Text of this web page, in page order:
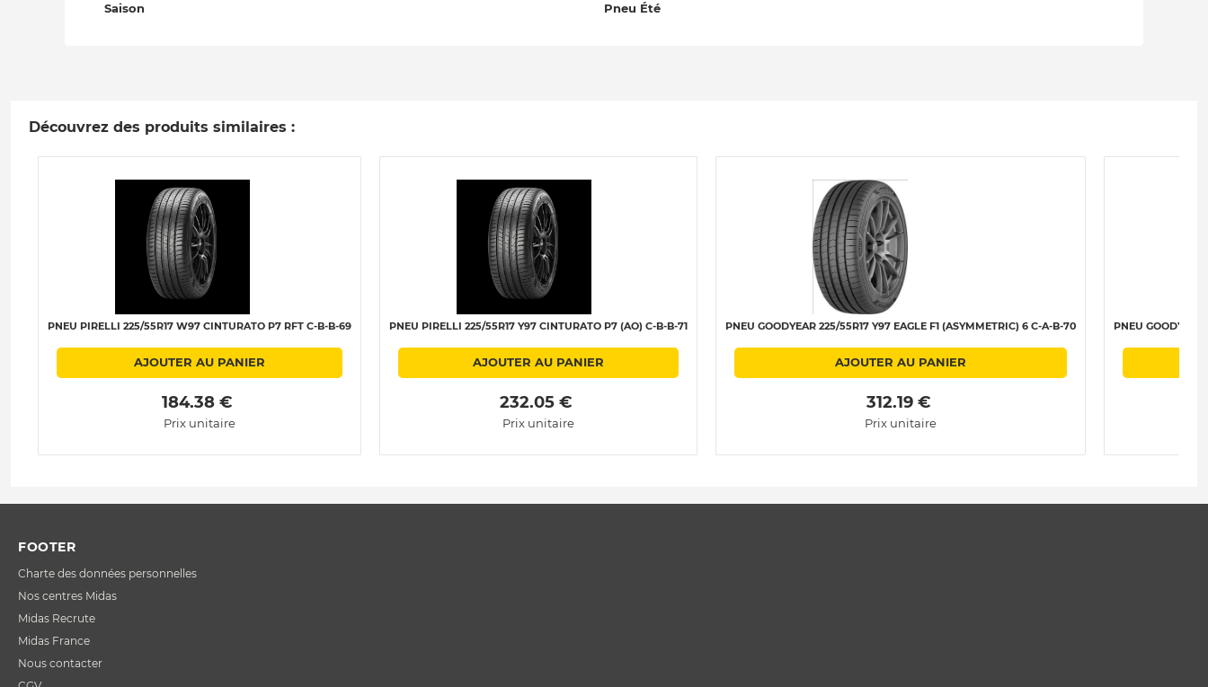
Saison Pneu Été
Découvrez des produits similaires :
PNEU PIRELLI 225/55R17 W97 CINTURATO P7 RFT C-B-B-69
AJOUTER AU PANIER
184.38 €
Prix unitaire
PNEU PIRELLI 225/55R17 Y97 CINTURATO P7 (AO) C-B-B-71
AJOUTER AU PANIER
232.05 €
Prix unitaire
PNEU GOODYEAR 225/55R17 Y97 EAGLE F1 (ASYMMETRIC) 6 C-A-B-70
AJOUTER AU PANIER
312.19 €
Prix unitaire
PNEU
FOOTER
Charte des données personnelles
Nos centres Midas
Midas Recrute
Midas France
Nous contacter